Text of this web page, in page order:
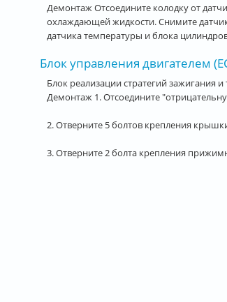
Демонтаж Отсоедините колодку от
охлаждающей жидкости. Снимите
датчика температуры и блока
Блок управления двигателем
Блок реализации стратегий зажигания
Демонтаж 1. Отсоедините
2. Отверните 5 болтов крепления
3. Отверните 2 болта крепления